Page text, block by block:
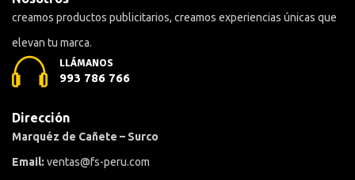
creamos productos publicitarios, creamos experiencias únicas que
elevan tu marca.
LLÁMANOS
993 786 766
Dirección
Marquéz de Cañete – Surco
Email: ventas@fs-peru.com